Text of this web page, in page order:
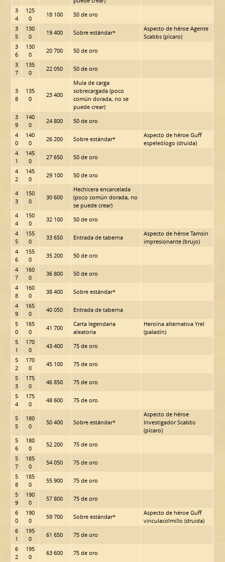
3
4
125
0
18 100
50 de oro
3
5
130
0
19 400 Sobre estándar*
Aspecto de héroe Agente
Scabbs (pícaro)
3
6
130
0
20 700
50 de oro
3
7
135
0
22 050 50 de oro
3
8
135
0
23 400
Mula de carga
sobrecargada (poco
común dorada, no se
puede crear)
3
9
140
0
24 800
50 de oro
4
0
140
0
26 200 Sobre estándar*
Aspecto de héroe Guff
espeleólogo (druida)
4
1
145
0
27 650
50 de oro
4
2
145
0
29 100 50 de oro
4
3
150
0
30 600
Hechicera encarcelada
(poco común dorada, no
se puede crear)
4
4
150
0
32 100
50 de oro
4
5
155
0
33 650 Entrada de taberna
Aspecto de héroe Tamsin
impresionante (brujo)
4
6
155
0
35 200
50 de oro
4
7
160
0
36 800
50 de oro
4
8
160
0
38 400
Sobre estándar*
4
9
165
0
40 050
Entrada de taberna
5
0
165
0
41 700
Carta legendaria
aleatoria
Heroína alternativa Yrel
(paladín)
5
1
170
0
43 400
75 de oro
5
2
170
0
45 100
75 de oro
5
3
175
0
46 850
75 de oro
5
4
175
0
48 600 75 de oro
5
5
180
0
50 400 Sobre estándar*
Aspecto de héroe
Investigador Scabbs
(pícaro)
5
6
180
0
52 200
75 de oro
5
7
185
0
54 050
75 de oro
5
8
185
0
55 900
75 de oro
5
9
190
0
57 800
75 de oro
6
0
190
0
59 700 Sobre estándar*
Aspecto de héroe Guff
vinculacolmillo (druida)
6
1
195
0
61 650
75 de oro
6
2
195
0
63 600
75 de oro